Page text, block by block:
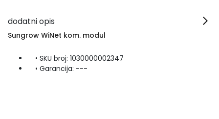
dodatni opis
Sungrow WiNet kom. modul
• SKU broj: 1030000002347
• Garancija: ---